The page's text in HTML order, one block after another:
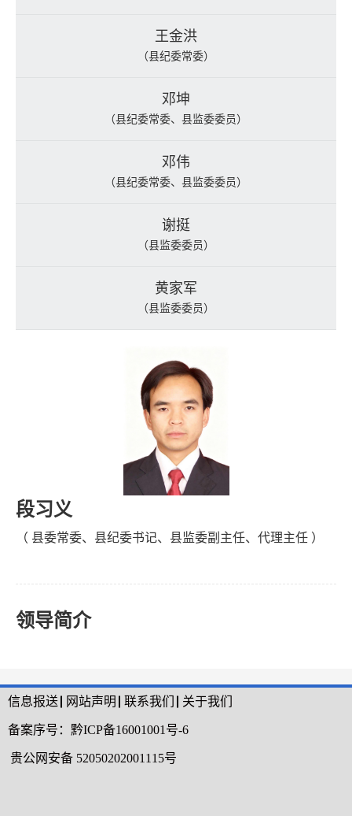
王金洪
（县纪委常委）
邓坤
（县纪委常委、县监委委员）
邓伟
（县纪委常委、县监委委员）
谢挺
（县监委委员）
黄家军
（县监委委员）
段习义
（ 县委常委、县纪委书记、县监委副主任、代理主任 ）
领导简介
信息报送 网站声明 联系我们 关于我们
备案序号： 黔ICP备16001001号-6
贵公网安备 52050202001115号